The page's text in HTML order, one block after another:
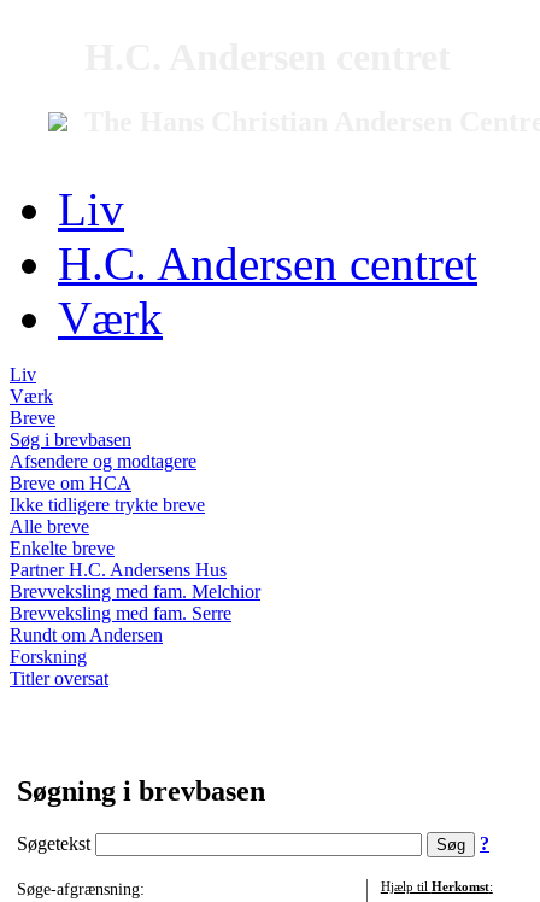
Liv
H.C. Andersen centret
Værk
Liv
Værk
Breve
Søg i brevbasen
Afsendere og modtagere
Breve om HCA
Ikke tidligere trykte breve
Alle breve
Enkelte breve
Partner H.C. Andersens Hus
Brevveksling med fam. Melchior
Brevveksling med fam. Serre
Rundt om Andersen
Forskning
Titler oversat
Søgning i brevbasen
Søgetekst ?
Søge-afgrænsning:
Hjælp til Herkomst: